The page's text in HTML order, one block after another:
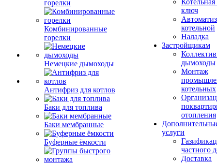
горелки
Комбинированные
горелки
Немецкие дымоходы
Антифриз для котлов
Баки для топлива
Баки мембранные
Буферные ёмкости
ключ
котельной
Наладка
Застройщикам
дымоходы
Монтаж
котельных
отопления
услуги
частного
Доставка